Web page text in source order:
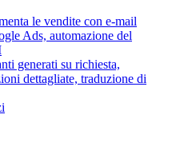
le vendite con e-mail
Ads, automazione del
generati su richiesta,
dettagliate, traduzione di